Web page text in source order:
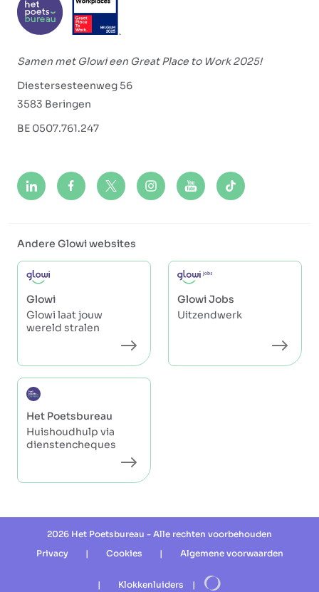
Samen met Glowi een Great Place to Work 2025!
Diestersesteenweg 56
3583 Beringen
BE 0507.761.247
Andere Glowi websites
Glowi
Glowi laat jouw
wereld stralen
Glowi Jobs
Uitzendwerk
Het Poetsbureau
Huishoudhulp via
dienstencheques
2026 Het Poetsbureau - Alle rechten voorbehouden
Privacy
| Cookies | Algemene voorwaarden
| Klokkenluiders |